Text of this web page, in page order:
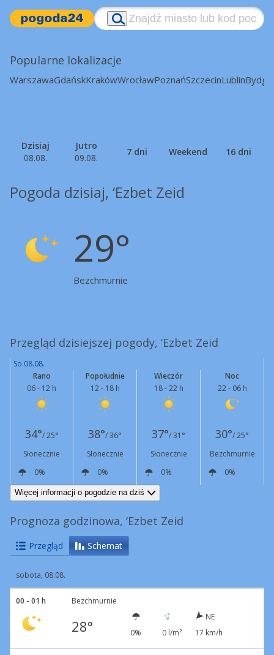
Popularne lokalizacje
WarszawaGdańskKrakówWrocławPoznańSzczecinLublin
Dzisiaj
08.08.
Jutro
09.08.
7 dni Weekend 16 dni
Pogoda dzisiaj, ‘Ezbet Zeid
29°
Bezchmurnie
Przegląd dzisiejszej pogody, ‘Ezbet Zeid
So 08.08.
Rano
06 - 12 h
Popołudnie
12 - 18 h
Wieczór
18 - 22 h
Noc
22 - 06 h
34°/ 25° 38°/ 36° 37°/ 31° 30°/ 25°
Słonecznie
Słonecznie Słonecznie
Bezchmurnie
0%
0% 0%
0%
N
12 km/h NW
15 km/h
Więcej informacji o pogodzie na dziś
Prognoza godzinowa, ‘Ezbet Zeid
Przegląd Schemat
sobota, 08.08.
00 - 01 h Bezchmurnie
28° 0% 0 l/m²
NE
17 km/h